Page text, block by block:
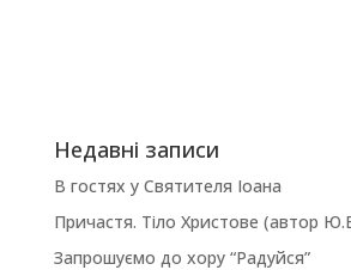
Недавні записи
В гостях у Святителя Іоана
Причастя. Тіло Христове (автор
Запрошуємо до хору “Радуйся”